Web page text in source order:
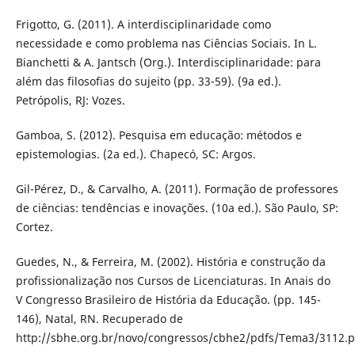
Frigotto, G. (2011). A interdisciplinaridade como
necessidade e como problema nas Ciências Sociais. In L.
Bianchetti & A. Jantsch (Org.). Interdisciplinaridade: para
além das filosofias do sujeito (pp. 33-59). (9a ed.).
Petrópolis, RJ: Vozes.
Gamboa, S. (2012). Pesquisa em educação: métodos e
epistemologias. (2a ed.). Chapecó, SC: Argos.
Gil-Pérez, D., & Carvalho, A. (2011). Formação de professores
de ciências: tendências e inovações. (10a ed.). São Paulo, SP:
Cortez.
Guedes, N., & Ferreira, M. (2002). História e construção da
profissionalização nos Cursos de Licenciaturas. In Anais do
V Congresso Brasileiro de História da Educação. (pp. 145-
146), Natal, RN. Recuperado de
http://sbhe.org.br/novo/congressos/cbhe2/pdfs/Tema3/